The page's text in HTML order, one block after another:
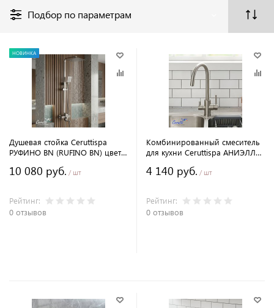
Подбор по параметрам
НОВИНКА
Душевая стойка Ceruttispa
РУФИНО BN (RUFINO BN) цвет
10 080 руб. / шт
Рейтинг:
0 отзывов
Комбинированный смеситель
для кухни Ceruttispa АНИЭЛЛО
нержавеющей стали, цвет
4 140 руб. / шт
Рейтинг:
0 отзывов